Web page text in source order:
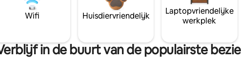
Wifi Huisdiervriendelijk
Laptopvriendelijke
werkplek
in de buurt van de populairste